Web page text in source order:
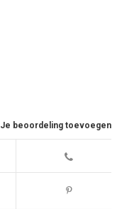
Je beoordeling toevoegen